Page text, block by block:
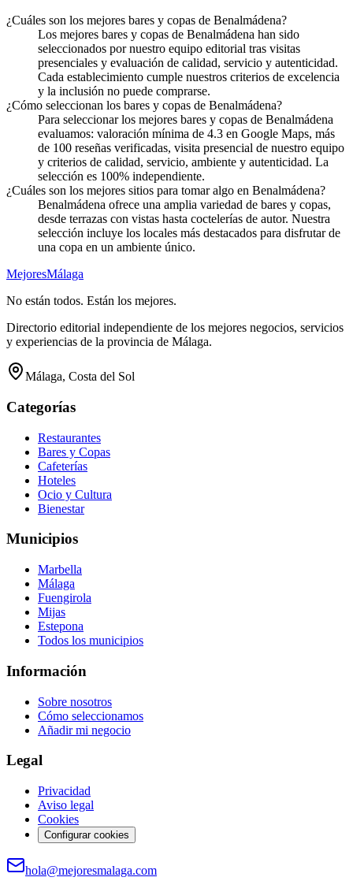
¿Cuáles son los mejores bares y copas de Benalmádena?
Los mejores bares y copas de Benalmádena han sido
seleccionados por nuestro equipo editorial tras visitas
presenciales y evaluación de calidad, servicio y autenticidad.
Cada establecimiento cumple nuestros criterios de excelencia
y la inclusión no puede comprarse.
¿Cómo seleccionan los bares y copas de Benalmádena?
Para seleccionar los mejores bares y copas de Benalmádena
evaluamos: valoración mínima de 4.3 en Google Maps, más
de 100 reseñas verificadas, visita presencial de nuestro equipo
y criterios de calidad, servicio, ambiente y autenticidad. La
selección es 100% independiente.
¿Cuáles son los mejores sitios para tomar algo en Benalmádena?
Benalmádena ofrece una amplia variedad de bares y copas,
desde terrazas con vistas hasta coctelerías de autor. Nuestra
selección incluye los locales más destacados para disfrutar de
una copa en un ambiente único.
MejoresMálaga
No están todos. Están los mejores.
Directorio editorial independiente de los mejores negocios, servicios
y experiencias de la provincia de Málaga.
Málaga, Costa del Sol
Categorías
Restaurantes
Bares y Copas
Cafeterías
Hoteles
Ocio y Cultura
Bienestar
Municipios
Marbella
Málaga
Fuengirola
Mijas
Estepona
Todos los municipios
Información
Sobre nosotros
Cómo seleccionamos
Añadir mi negocio
Legal
Privacidad
Aviso legal
Cookies
Configurar cookies
hola@mejoresmalaga.com